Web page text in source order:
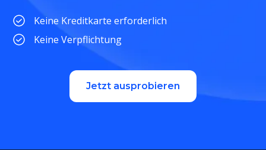
Keine Kreditkarte erforderlich
Keine Verpflichtung
Jetzt ausprobieren